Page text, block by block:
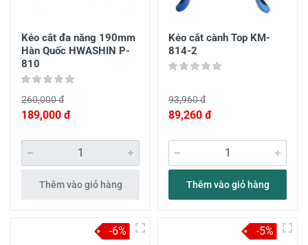
Kéo cắt đa năng 190mm
Hàn Quốc HWASHIN P-
810
260,000 đ
189,000 đ
Thêm vào giỏ hàng
Kéo cắt cành Top KM-
814-2
93,960 đ
89,260 đ
Thêm vào giỏ hàng
-6% -5%